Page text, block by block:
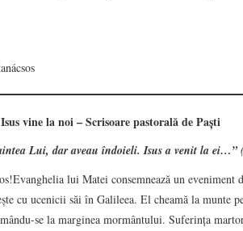
Isus vine la noi – Scrisoare pastorală de Paști
Lui, dar aveau îndoieli. Isus a venit la ei…”
lui Matei consemnează un eveniment
cu ucenicii săi în Galileea. El cheamă la munte
se la marginea mormântului. Suferința